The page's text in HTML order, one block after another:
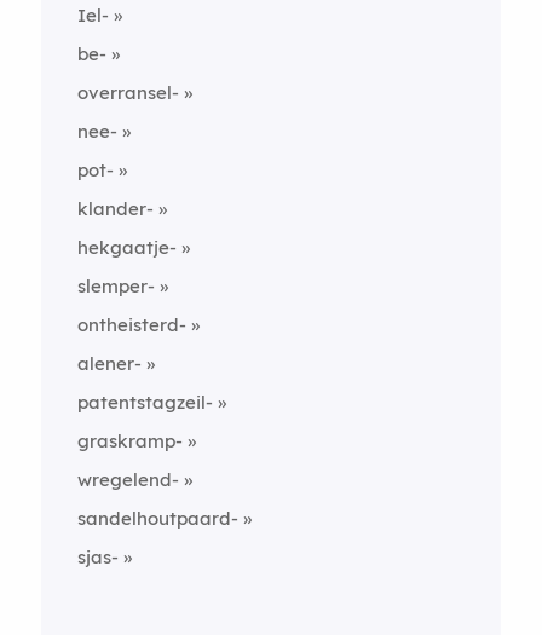
Iel-
be-
overransel-
nee-
pot-
klander-
hekgaatje-
slemper-
ontheisterd-
alener-
patentstagzeil-
graskramp-
wregelend-
sandelhoutpaard-
sjas-